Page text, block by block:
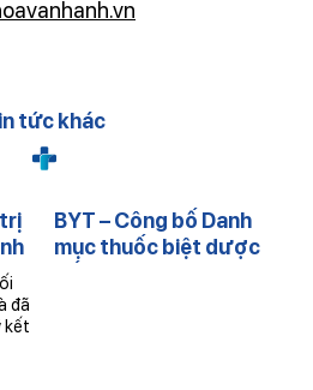
tức khác
đã
kết
BYT – Công bố Danh
mục thuốc biệt dược